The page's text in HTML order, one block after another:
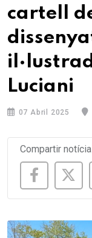
cartell
Luciani
07 Abril 2025
Compartir notícia